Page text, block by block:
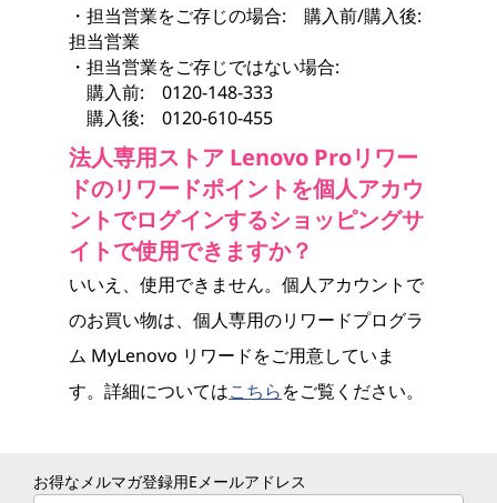
・担当営業をご存じの場合: 購入前/購入後:
担当営業
・担当営業をご存じではない場合:
購入前: 0120-148-333
購入後: 0120-610-455
法人専用ストア Lenovo Proリワー
ドのリワードポイントを個人アカウ
ントでログインするショッピングサ
イトで使用できますか？
いいえ、使用できません。個人アカウントで
のお買い物は、個人専用のリワードプログラ
ム MyLenovo リワードをご用意していま
す。詳細についてはこちらをご覧ください。
お得なメルマガ登録用Eメールアドレス